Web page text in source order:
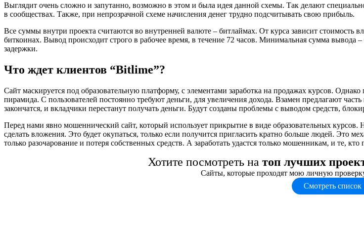
Выглядит очень сложно и запутанно, возможно в этом и была идея данной схемы. Так делают
в сообществах. Также, при непрозрачной схеме начисления денег трудно подсчитывать свою прибыль.
Все суммы внутри проекта считаются во внутренней валюте – битлаймах. От курса зависит стоимость
биткоинах. Вывод происходит строго в рабочее время, в течение 72 часов. Минимальная сумма
задержки.
Что ждет клиентов “Bitlime”?
Сайт маскируется под образовательную платформу, с элементами заработка на продажах курсов.
пирамида. С пользователей постоянно требуют деньги, для увеличения дохода. Взамен предлагают
закончатся, и вкладчики перестанут получать деньги. Будут созданы проблемы с выводом средств,
Перед нами явно мошеннический сайт, который использует прикрытие в виде образовательных
сделать вложения. Это будет окупаться, только если получится пригласить кратно больше людей. Это
только разочарование и потеря собственных средств. А заработать удастся только мошенникам, и те,
Хотите посмотреть на топ лучших
Сайты, которые проходят мою личную
Смотреть список